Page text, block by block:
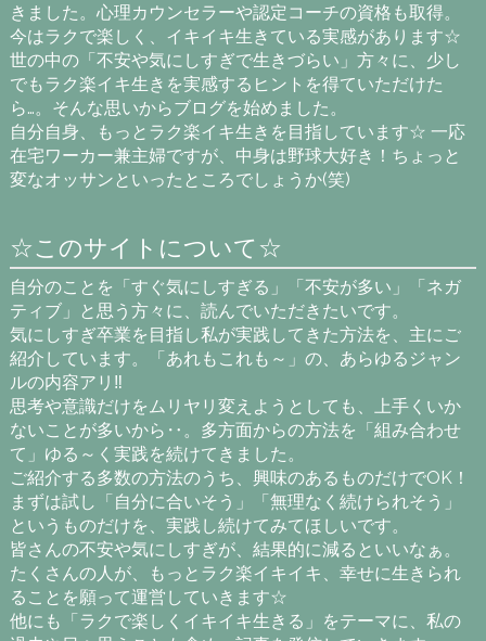
きました。心理カウンセラーや認定コーチの資格も取得。
今はラクで楽しく、イキイキ生きている実感があります☆
世の中の「不安や気にしすぎで生きづらい」方々に、少し
でもラク楽イキ生きを実感するヒントを得ていただけた
ら…。そんな思いからブログを始めました。
自分自身、もっとラク楽イキ生きを目指しています☆ 一応
在宅ワーカー兼主婦ですが、中身は野球大好き！ちょっと
変なオッサンといったところでしょうか(笑)
☆このサイトについて☆
自分のことを「すぐ気にしすぎる」「不安が多い」「ネガ
ティブ」と思う方々に、読んでいただきたいです。
気にしすぎ卒業を目指し私が実践してきた方法を、主にご
紹介しています。「あれもこれも～」の、あらゆるジャン
ルの内容アリ‼
思考や意識だけをムリヤリ変えようとしても、上手くいか
ないことが多いから‥。多方面からの方法を「組み合わせ
て」ゆる～く実践を続けてきました。
ご紹介する多数の方法のうち、興味のあるものだけでOK！
まずは試し「自分に合いそう」「無理なく続けられそう」
というものだけを、実践し続けてみてほしいです。
皆さんの不安や気にしすぎが、結果的に減るといいなぁ。
たくさんの人が、もっとラク楽イキイキ、幸せに生きられ
ることを願って運営していきます☆
他にも「ラクで楽しくイキイキ生きる」をテーマに、私の